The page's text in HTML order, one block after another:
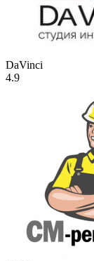
DaVinci
4.9